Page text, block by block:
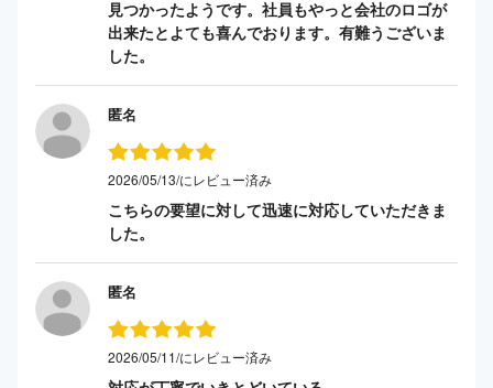
見つかったようです。社員もやっと会社のロゴが
出来たとよても喜んでおります。有難うございま
した。
匿名
2026/05/13/にレビュー済み
こちらの要望に対して迅速に対応していただきま
した。
匿名
2026/05/11/にレビュー済み